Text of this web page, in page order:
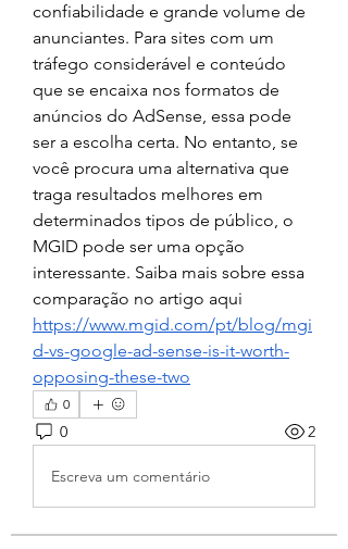
confiabilidade e grande volume de
anunciantes. Para sites com um
tráfego considerável e conteúdo
que se encaixa nos formatos de
anúncios do AdSense, essa pode
ser a escolha certa. No entanto, se
você procura uma alternativa que
traga resultados melhores em
determinados tipos de público, o
MGID pode ser uma opção
interessante. Saiba mais sobre essa
https://www.mgid.com/pt/blog/mgi
d-vs-google-ad-sense-is-it-worth-
opposing-these-two
0
0 2
Escreva um comentário